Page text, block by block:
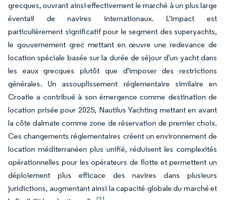
grecques, ouvrant ainsi effectivement le marché à un plus large
éventail de navires internationaux. L'impact est
particulièrement significatif pour le segment des superyachts,
le gouvernement grec mettant en œuvre une redevance de
location spéciale basée sur la durée de séjour d'un yacht dans
les eaux grecques plutôt que d'imposer des restrictions
générales. Un assouplissement réglementaire similaire en
Croatie a contribué à son émergence comme destination de
location prisée pour 2025, Nautilus Yachting mettant en avant
la côte dalmate comme zone de réservation de premier choix.
Ces changements réglementaires créent un environnement de
location méditerranéen plus unifié, réduisent les complexités
opérationnelles pour les opérateurs de flotte et permettent un
déploiement plus efficace des navires dans plusieurs
juridictions, augmentant ainsi la capacité globale du marché et